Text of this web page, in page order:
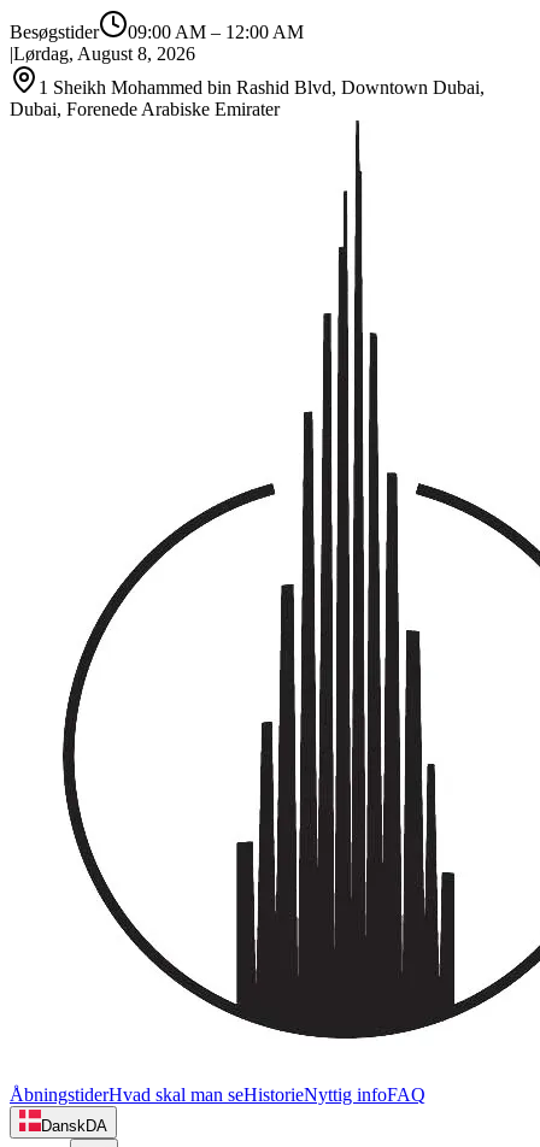
Besøgstider 09:00 AM – 12:00 AM
|Lørdag, August 8, 2026
1 Sheikh Mohammed bin Rashid Blvd, Downtown Dubai,
Dubai, Forenede Arabiske Emirater
ÅbningstiderHvad skal man seHistorieNyttig infoFAQ
DanskDA